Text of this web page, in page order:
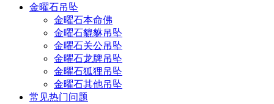
金曜石吊坠
金曜石本命佛
金曜石貔貅吊坠
金曜石关公吊坠
金曜石龙牌吊坠
金曜石狐狸吊坠
金曜石其他吊坠
常见热门问题